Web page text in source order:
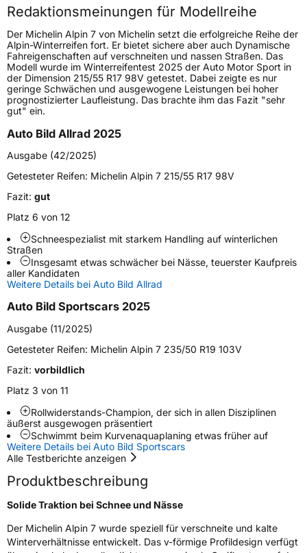
Höchstgeschwindigkeit
240 km/h
Lastindex98
Höchstlast750 kg
Gewicht (in kg)9,540 kg
FahrzeugtypPKW
VerwendungWinterreifen
Modellname
FahrzeugartPKW & SUV
Weitere Eigenschaften
SchlauchtypTL
ZustandNeureifen
M+SJa
VerstärktXL
EU Label
EffizienzC
Rollgeräusch (Klasse)
Rollgeräusch (dB)71
Redaktionsmeinungen für Modellreihe
Der Michelin Alpin 7 von Michelin setzt die erfolgreiche Reihe der
Alpin-Winterreifen fort. Er bietet sichere aber auch Dynamische
Fahreigenschaften auf verschneiten und nassen Straßen. Das
Modell wurde im Winterreifentest 2025 der Auto Motor Sport in
der Dimension 215/55 R17 98V getestet. Dabei zeigte es nur
geringe Schwächen und ausgewogene Leistungen bei hoher
prognostizierter Laufleistung. Das brachte ihm das Fazit "sehr
gut" ein.
Auto Bild Allrad 2025
Ausgabe (42/2025)
Getesteter Reifen: Michelin Alpin 7 215/55 R17 98V
Fazit: gut
Platz 6 von 12
Schneespezialist mit starkem Handling auf winterlichen
Straßen
Insgesamt etwas schwächer bei Nässe, teuerster Kaufpreis
aller Kandidaten
Weitere Details bei Auto Bild Allrad
Auto Bild Sportscars 2025
Ausgabe (11/2025)
Getesteter Reifen: Michelin Alpin 7 235/50 R19 103V
Fazit: vorbildlich
Platz 3 von 11
Rollwiderstands-Champion, der sich in allen Disziplinen
äußerst ausgewogen präsentiert
Schwimmt beim Kurvenaquaplaning etwas früher auf
Weitere Details bei Auto Bild Sportscars
Alle Testberichte anzeigen
Produktbeschreibung
Solide Traktion bei Schnee und Nässe
Der Michelin Alpin 7 wurde speziell für verschneite und kalte
Winterverhältnisse entwickelt. Das v-förmige Profildesign verfügt